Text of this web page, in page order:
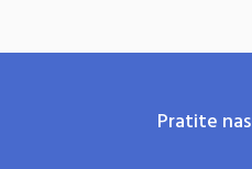
Pratite nas